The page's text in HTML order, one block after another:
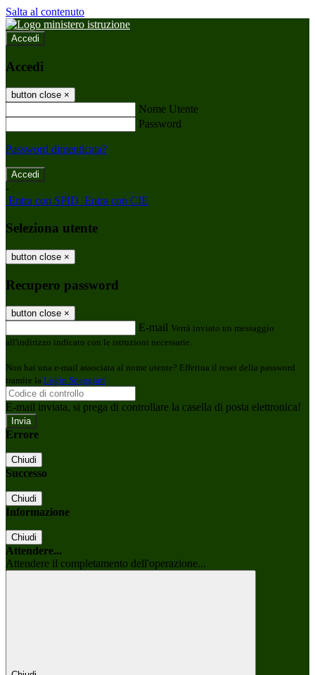
Salta al contenuto
Accedi
Accedi
button close ×
Nome Utente
Password
Password dimenticata?
-
Entra con SPID Entra con CIE
Seleziona utente
button close ×
Recupero password
button close ×
E-mail Verrà inviato un messaggio
all'indirizzo indicato con le istruzioni necessarie.
Non hai una e-mail associata al nome utente? Effettua il reset della password
tramite la Login Spaggiari
E-mail inviata, si prega di controllare la casella di posta elettronica!
Errore
Chiudi
Successo
Chiudi
Informazione
Chiudi
Attendere...
Attendere il completamento dell'operazione...